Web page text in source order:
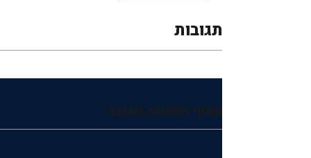
תגובות
הוסף רשומת תגובה